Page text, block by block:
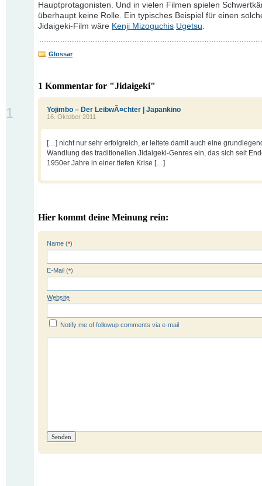
Hauptprotagonisten. Und in vielen Filmen spielen
überhaupt keine Rolle. Ein typisches Beispiel für einen
Jidaigeki-Film wäre Kenji Mizoguchis Ugetsu.
Glossar
1 Kommentar for "Jidaigeki"
Yojimbo – Der LeibwÃ¤chter | Japankino
16. Oktober 2011
1
[…] nicht nur sehr erfolgreich, er leitete damit auch eine
Wandlung des traditionellen Jidaigeki-Genres ein, das sich seit
1950er Jahre in einer tiefen Krise […]
Hier kommt deine Meinung rein:
Name (*)
E-Mail (*)
Website
Notify me of followup comments via e-mail